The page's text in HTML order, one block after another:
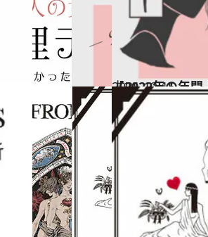
2021.12.15
【2022年の年間
占い